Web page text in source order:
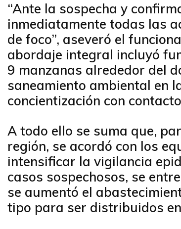
“Ante la sospecha y
inmediatamente todas las
de foco”, aseveró el
abordaje integral incluyó
9 manzanas alrededor del
saneamiento ambiental en
concientización con
A todo ello se suma que,
región, se acordó con los
intensificar la vigilancia
casos sospechosos, se
se aumentó el
tipo para ser distribuidos